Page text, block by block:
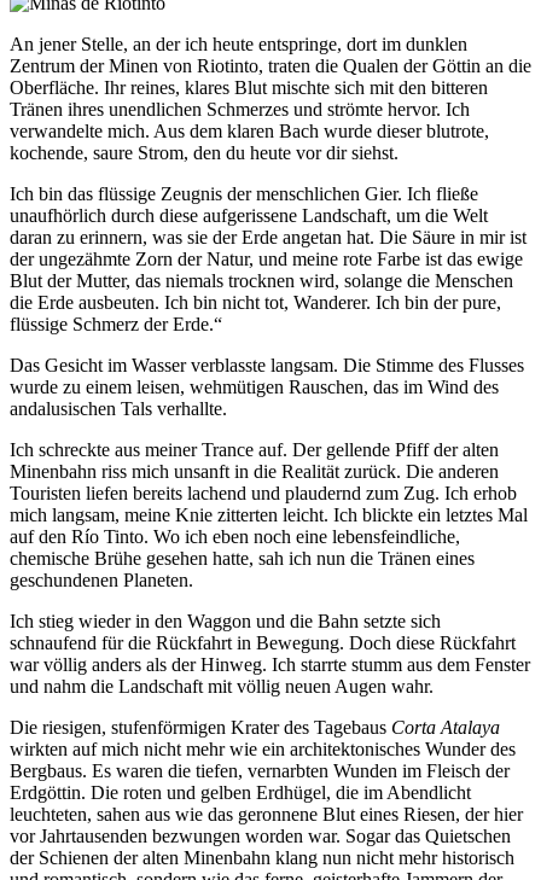
An jener Stelle, an der ich heute entspringe, dort im dunklen
Zentrum der Minen von Riotinto, traten die Qualen der Göttin an die
Oberfläche. Ihr reines, klares Blut mischte sich mit den bitteren
Tränen ihres unendlichen Schmerzes und strömte hervor. Ich
verwandelte mich. Aus dem klaren Bach wurde dieser blutrote,
kochende, saure Strom, den du heute vor dir siehst.
Ich bin das flüssige Zeugnis der menschlichen Gier. Ich fließe
unaufhörlich durch diese aufgerissene Landschaft, um die Welt
daran zu erinnern, was sie der Erde angetan hat. Die Säure in mir ist
der ungezähmte Zorn der Natur, und meine rote Farbe ist das ewige
Blut der Mutter, das niemals trocknen wird, solange die Menschen
die Erde ausbeuten. Ich bin nicht tot, Wanderer. Ich bin der pure,
flüssige Schmerz der Erde.“
Das Gesicht im Wasser verblasste langsam. Die Stimme des Flusses
wurde zu einem leisen, wehmütigen Rauschen, das im Wind des
andalusischen Tals verhallte.
Ich schreckte aus meiner Trance auf. Der gellende Pfiff der alten
Minenbahn riss mich unsanft in die Realität zurück. Die anderen
Touristen liefen bereits lachend und plaudernd zum Zug. Ich erhob
mich langsam, meine Knie zitterten leicht. Ich blickte ein letztes Mal
auf den Río Tinto. Wo ich eben noch eine lebensfeindliche,
chemische Brühe gesehen hatte, sah ich nun die Tränen eines
geschundenen Planeten.
Ich stieg wieder in den Waggon und die Bahn setzte sich
schnaufend für die Rückfahrt in Bewegung. Doch diese Rückfahrt
war völlig anders als der Hinweg. Ich starrte stumm aus dem Fenster
und nahm die Landschaft mit völlig neuen Augen wahr.
Die riesigen, stufenförmigen Krater des Tagebaus Corta Atalaya
wirkten auf mich nicht mehr wie ein architektonisches Wunder des
Bergbaus. Es waren die tiefen, vernarbten Wunden im Fleisch der
Erdgöttin. Die roten und gelben Erdhügel, die im Abendlicht
leuchteten, sahen aus wie das geronnene Blut eines Riesen, der hier
vor Jahrtausenden bezwungen worden war. Sogar das Quietschen
der Schienen der alten Minenbahn klang nun nicht mehr historisch